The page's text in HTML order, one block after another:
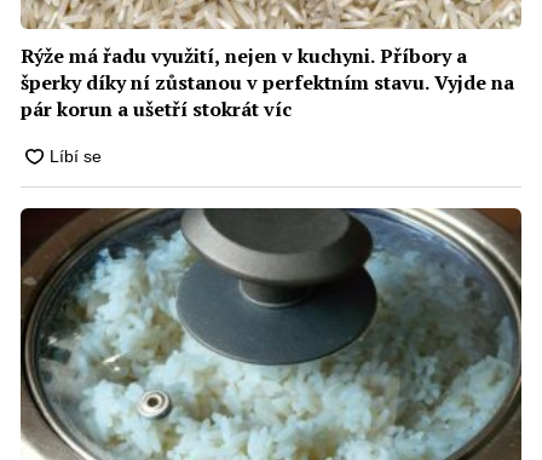
Rýže má řadu využití, nejen v kuchyni. Příbory a
šperky díky ní zůstanou v perfektním stavu. Vyjde na
pár korun a ušetří stokrát víc